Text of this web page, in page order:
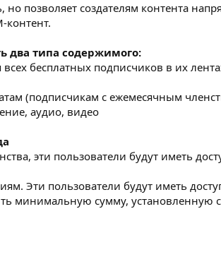
позволяет создателям контента
два типа содержимого:
всех бесплатных подписчиков в их
(подписчикам с ежемесячным
аудио, видео
эти пользователи будут иметь
Эти пользователи будут иметь
минимальную сумму, установленную